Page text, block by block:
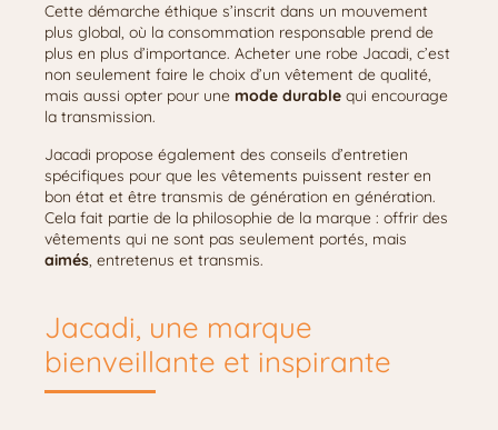
Cette démarche éthique s’inscrit dans un mouvement
plus global, où la consommation responsable prend de
plus en plus d’importance. Acheter une robe Jacadi, c’est
non seulement faire le choix d’un vêtement de qualité,
mais aussi opter pour une mode durable qui encourage
la transmission.
Jacadi propose également des conseils d’entretien
spécifiques pour que les vêtements puissent rester en
bon état et être transmis de génération en génération.
Cela fait partie de la philosophie de la marque : offrir des
vêtements qui ne sont pas seulement portés, mais
aimés, entretenus et transmis.
Jacadi, une marque
bienveillante et inspirante